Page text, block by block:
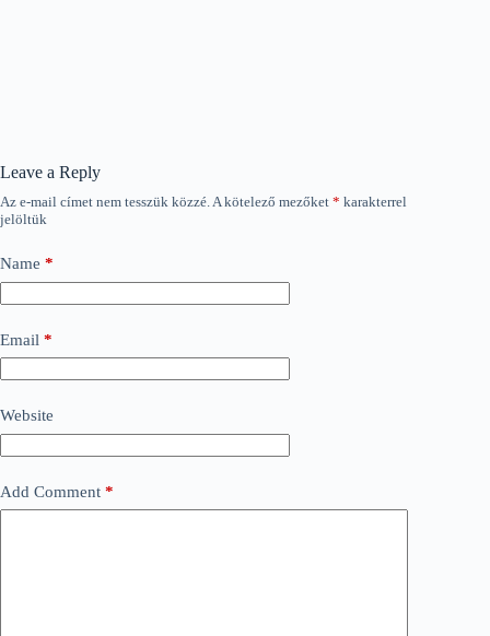
Leave a Reply
Az e-mail címet nem tesszük közzé.A kötelező mezőket * karakterrel
jelöltük
Name *
Email *
Website
Add Comment *